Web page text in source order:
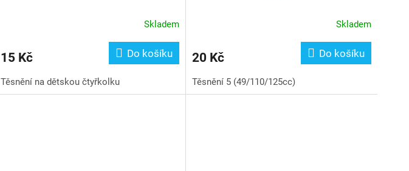
Skladem
15 Kč Do košíku
Těsnění na dětskou čtyřkolku
Skladem
20 Kč Do košíku
Těsnění 5 (49/110/125cc)